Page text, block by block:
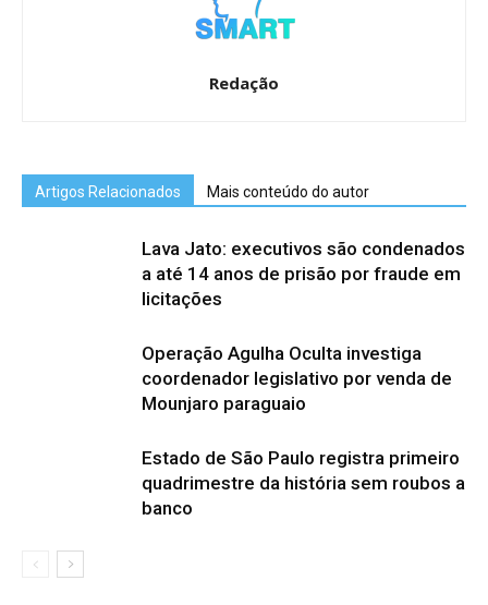
Redação
Artigos Relacionados Mais conteúdo do autor
Lava Jato: executivos são condenados
a até 14 anos de prisão por fraude em
licitações
Operação Agulha Oculta investiga
coordenador legislativo por venda de
Mounjaro paraguaio
Estado de São Paulo registra primeiro
quadrimestre da história sem roubos a
banco